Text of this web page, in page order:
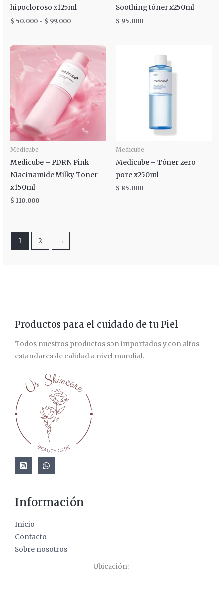
hipocloroso x125ml
$ 50.000 - $ 99.000
Soothing tóner x250ml
$ 95.000
Medicube
Medicube – PDRN Pink
Niacinamide Milky Toner
x150ml
$ 110.000
Medicube
Medicube – Tóner zero
pore x250ml
$ 85.000
1 2 →
Productos para el cuidado de tu Piel
Todos nuestros productos son importados y con altos
estandares de calidad a nivel mundial.
Información
Inicio
Contacto
Sobre nosotros
Ubicación: